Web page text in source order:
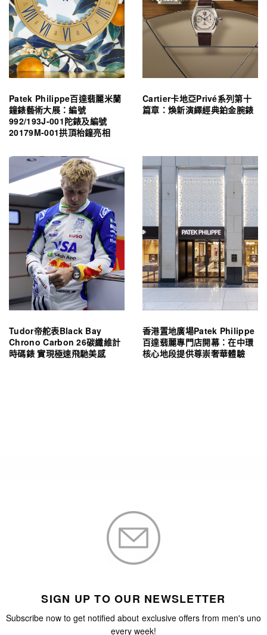
Patek Philippe百達翡麗米蘭
鐘錶藝術大展：編號
992/193J-001陀錶及編號
20179M-001拱頂枱鐘亮相
Cartier卡地亞Privé系列第十
篇章：煥新演繹經典鉑金腕錶
Tudor帝舵表Black Bay
Chrono Carbon 26碳纖維計
時碼錶 實現極速飛馳美感
香港置地廣場Patek Philippe
百達翡麗專門店開幕：在中環
核心地段提供尊崇奢華體驗
SIGN UP TO OUR NEWSLETTER
Subscribe now to get notified about exclusive offers from men's uno
every week!